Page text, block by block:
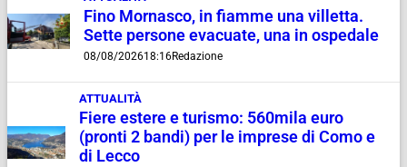
Fino Mornasco, in fiamme una villetta.
Sette persone evacuate, una in ospedale
08/08/202618:16Redazione
ATTUALITÀ
Fiere estere e turismo: 560mila euro
(pronti 2 bandi) per le imprese di Como e
di Lecco